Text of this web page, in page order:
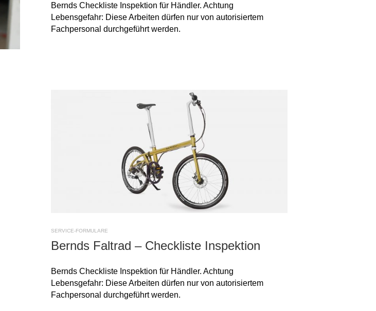
Bernds Checkliste Inspektion für Händler. Achtung
Lebensgefahr: Diese Arbeiten dürfen nur von autorisiertem
Fachpersonal durchgeführt werden.
SERVICE-FORMULARE
Bernds Faltrad – Checkliste Inspektion
Bernds Checkliste Inspektion für Händler. Achtung
Lebensgefahr: Diese Arbeiten dürfen nur von autorisiertem
Fachpersonal durchgeführt werden.